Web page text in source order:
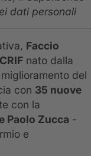
dati personali
Faccio
CRIF nato dalla
del
con 35 nuove
con la
Paolo Zucca -
e